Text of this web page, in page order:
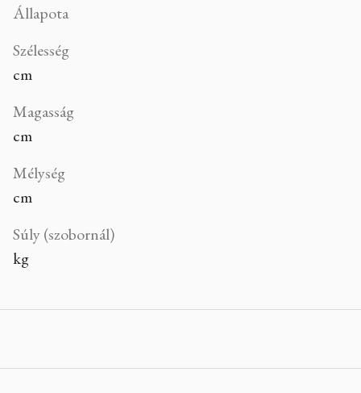
Állapota
Szélesség
cm
Magasság
cm
Mélység
cm
Súly (szobornál)
kg